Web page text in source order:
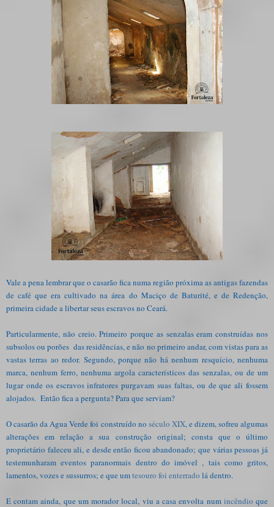
Vale a pena lembrar que o casarão fica numa região próxima as antigas fazendas
de café que era cultivado na área do Maciço de Baturité, e de Redenção,
primeira cidade a libertar seus escravos no Ceará.
Particularmente, não creio. Primeiro porque as senzalas eram construídas nos
subsolos ou porões das residências, e não no primeiro andar, com vistas para as
vastas terras ao redor. Segundo, porque não há nenhum resquício, nenhuma
marca, nenhum ferro, nenhuma argola característicos das senzalas, ou de um
lugar onde os escravos infratores purgavam suas faltas, ou de que ali fossem
alojados. Então fica a pergunta? Para que serviam?
O casarão da Agua Verde foi construído no século XIX, e dizem, sofreu algumas
alterações em relação a sua construção original; consta que o último
proprietário faleceu ali, e desde então ficou abandonado; que várias pessoas já
testemunharam eventos paranormais dentro do imóvel , tais como gritos,
lamentos, vozes e sussurros; e que umtesouro foi enterrado lá dentro.
E contam ainda, que um morador local, viu a casa envolta num incêndio que